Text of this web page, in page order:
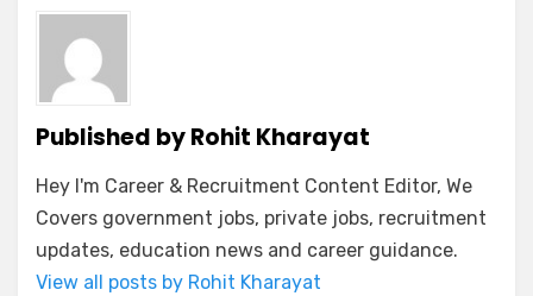
Published byRohit Kharayat
Hey I'm Career & Recruitment Content Editor, We
Covers government jobs, private jobs, recruitment
updates, education news and career guidance.
View all posts by Rohit Kharayat